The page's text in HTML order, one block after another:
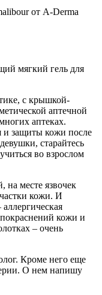
мягкий гель для
с крышкой-
аптечной
аптеках.
и защиты кожи после
старайтесь
во взрослом
на месте язвочек
кожи. И
кожи и
– очень
Кроме него еще
О нем напишу